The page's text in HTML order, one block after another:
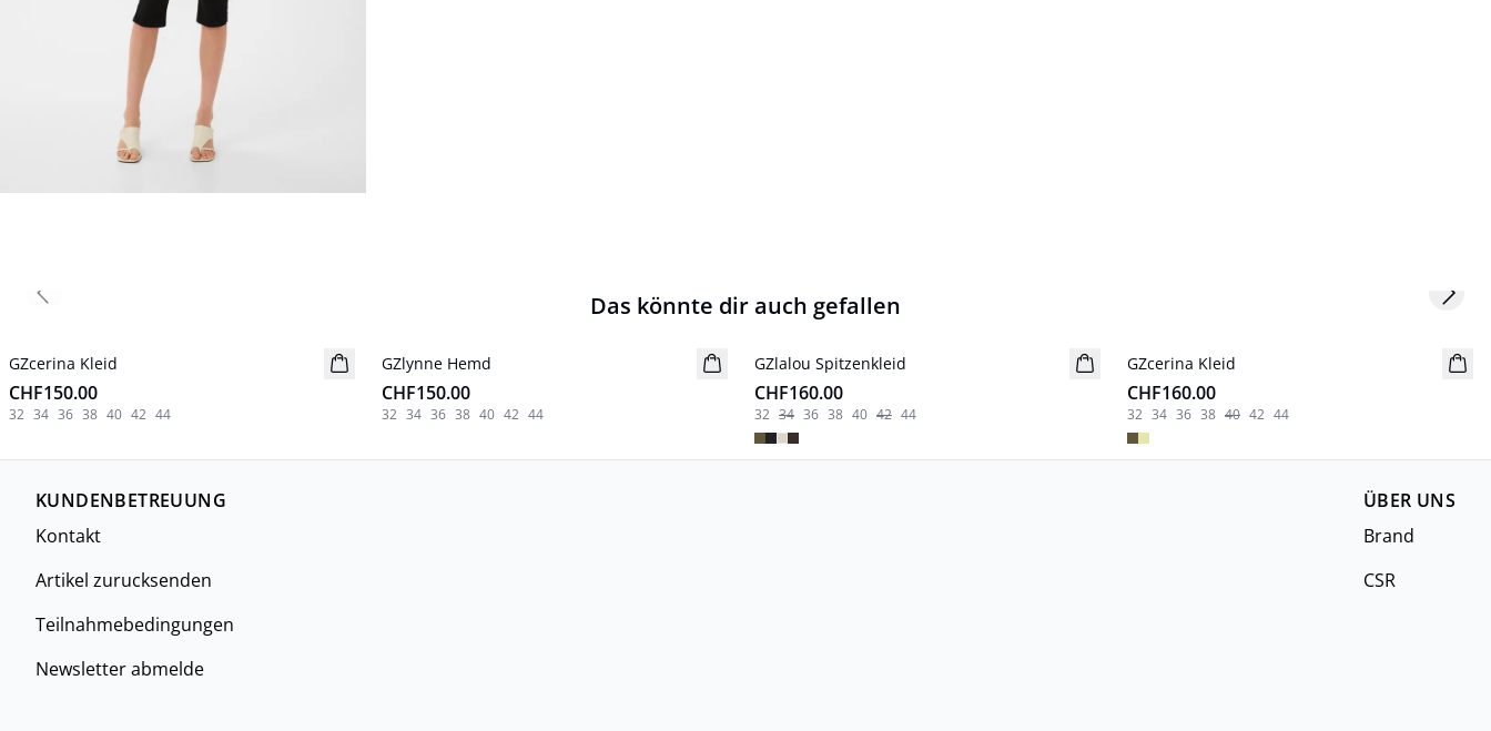
Das könnte dir auch gefallen
Neuheiten
GZcerina Kleid
CHF150.00
32 34 36 38 40 42 44
Neuheiten
GZlynne Hemd
CHF150.00
32 34 36 38 40 42 44
Neuheiten
GZlalou Spitzenkleid
CHF160.00
32 34 36 38 40 42 44
Neuheiten
GZcerina Kleid
CHF160.00
32 34 36 38 40 42 44
Previous slide Next
KUNDENBETREUUNG
Kontakt
Artikel zurucksenden
Teilnahmebedingungen
Newsletter abmelde
ÜBER UNS
Brand
CSR